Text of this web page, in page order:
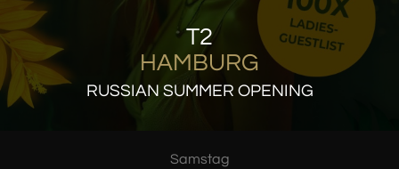
T2
HAMBURG
RUSSIAN SUMMER OPENING
Samstag